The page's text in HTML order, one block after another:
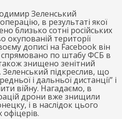
Зеленський
в результаті якої
близько сотні російських
окупованій території
дописі на Facebook він
по штабу ФСБ в
також знищено зенітний
підкреслив, що
і дальньої дистанції” і
війну. Нагадаємо, в
дрони вже знищили
і в наслідок цього
офіцерів.